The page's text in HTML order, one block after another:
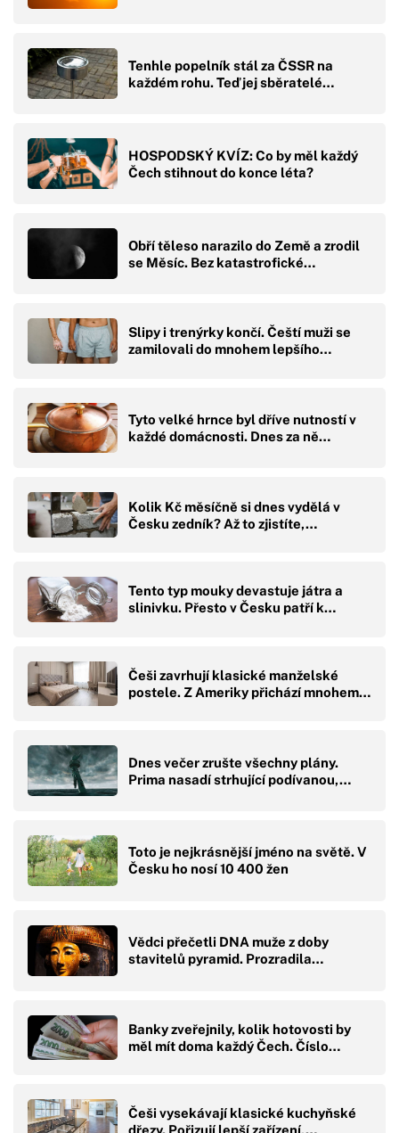
Tenhle popelník stál za ČSSR na
každém rohu. Teď jej sběratelé…
HOSPODSKÝ KVÍZ: Co by měl každý
Čech stihnout do konce léta?
Obří těleso narazilo do Země a zrodil
se Měsíc. Bez katastrofické…
Slipy i trenýrky končí. Čeští muži se
zamilovali do mnohem lepšího…
Tyto velké hrnce byl dříve nutností v
každé domácnosti. Dnes za ně…
Kolik Kč měsíčně si dnes vydělá v
Česku zedník? Až to zjistíte,…
Tento typ mouky devastuje játra a
slinivku. Přesto v Česku patří k…
Češi zavrhují klasické manželské
postele. Z Ameriky přichází mnohem…
Dnes večer zrušte všechny plány.
Prima nasadí strhující podívanou,…
Toto je nejkrásnější jméno na světě. V
Česku ho nosí 10 400 žen
Vědci přečetli DNA muže z doby
stavitelů pyramid. Prozradila…
Banky zveřejnily, kolik hotovosti by
měl mít doma každý Čech. Číslo…
Češi vysekávají klasické kuchyňské